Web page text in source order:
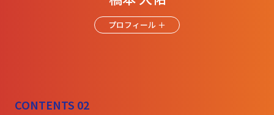
プロフィール ＋
CONTENTS 02